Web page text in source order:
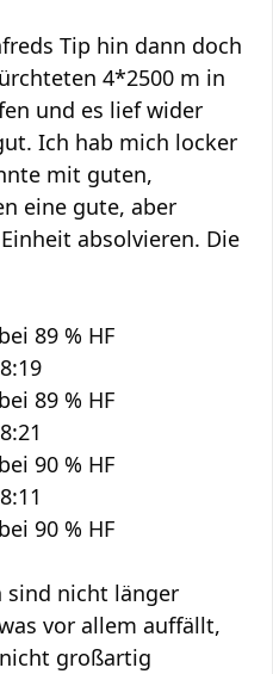
Tip hin dann doch
4*2500 m in
und es lief wider
Ich hab mich locker
mit guten,
eine gute, aber
absolvieren. Die
89 % HF
89 % HF
90 % HF
90 % HF
sind nicht länger
vor allem auffällt,
großartig